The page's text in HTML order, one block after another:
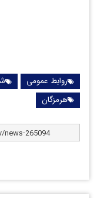
روابط عمومی
هرمزگان